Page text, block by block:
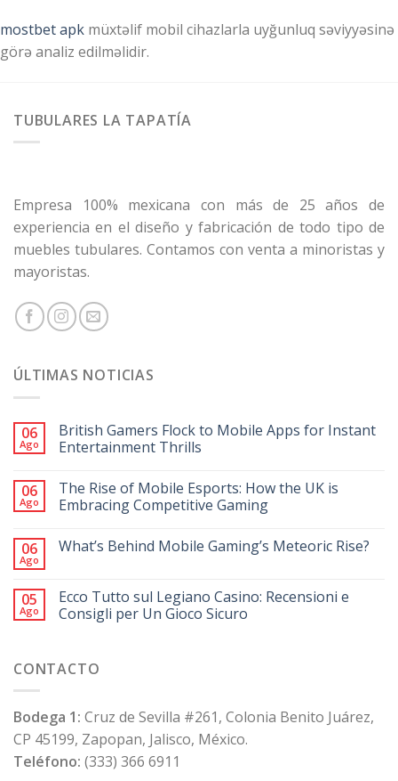
mostbet apk müxtəlif mobil cihazlarla uyğunluq səviyyəsinə
görə analiz edilməlidir.
TUBULARES LA TAPATÍA
Empresa 100% mexicana con más de 25 años de
experiencia en el diseño y fabricación de todo tipo de
muebles tubulares. Contamos con venta a minoristas y
mayoristas.
ÚLTIMAS NOTICIAS
06
Ago
British Gamers Flock to Mobile Apps for Instant
Entertainment Thrills
06
Ago
The Rise of Mobile Esports: How the UK is
Embracing Competitive Gaming
06
Ago
What’s Behind Mobile Gaming’s Meteoric Rise?
05
Ago
Ecco Tutto sul Legiano Casino: Recensioni e
Consigli per Un Gioco Sicuro
CONTACTO
Bodega 1: Cruz de Sevilla #261, Colonia Benito Juárez,
CP 45199, Zapopan, Jalisco, México.
Teléfono: (333) 366 6911